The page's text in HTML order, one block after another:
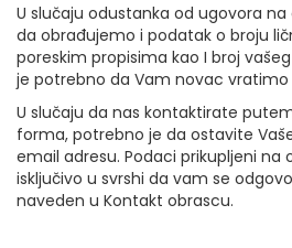
U slučaju odustanka od ugovora
da obrađujemo i podatak o broju
poreskim propisima kao I broj
je potrebno da Vam novac vratimo
U slučaju da nas kontaktirate
forma, potrebno je da ostavite
email adresu. Podaci prikupljeni na
isključivo u svrshi da vam se
naveden u Kontakt obrascu.